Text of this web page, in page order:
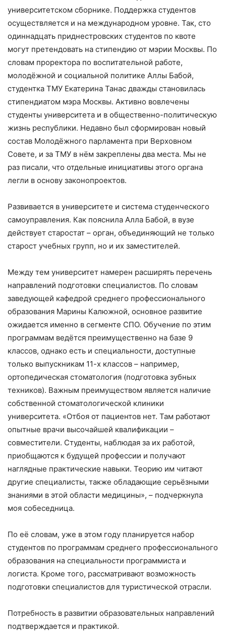
университетском сборнике. Поддержка студентов
осуществляется и на международном уровне. Так, сто
одиннадцать приднестровских студентов по квоте
могут претендовать на стипендию от мэрии Москвы. По
словам проректора по воспитательной работе,
молодёжной и социальной политике Аллы Бабой,
студентка ТМУ Екатерина Танас дважды становилась
стипендиатом мэра Москвы. Активно вовлечены
студенты университета и в общественно-политическую
жизнь республики. Недавно был сформирован новый
состав Молодёжного парламента при Верховном
Совете, и за ТМУ в нём закреплены два места. Мы не
раз писали, что отдельные инициативы этого органа
легли в основу законопроектов.
Развивается в университете и система студенческого
самоуправления. Как пояснила Алла Бабой, в вузе
действует старостат – орган, объединяющий не только
старост учебных групп, но и их заместителей.
Между тем университет намерен расширять перечень
направлений подготовки специалистов. По словам
заведующей кафедрой среднего профессионального
образования Марины Калюжной, основное развитие
ожидается именно в сегменте СПО. Обучение по этим
программам ведётся преимущественно на базе 9
классов, однако есть и специальности, доступные
только выпускникам 11-х классов – например,
ортопедическая стоматология (подготовка зубных
техников). Важным преимуществом является наличие
собственной стоматологической клиники
университета. «Отбоя от пациентов нет. Там работают
опытные врачи высочайшей квалификации –
совместители. Студенты, наблюдая за их работой,
приобщаются к будущей профессии и получают
наглядные практические навыки. Теорию им читают
другие специалисты, также обладающие серьёзными
знаниями в этой области медицины», – подчеркнула
моя собеседница.
По её словам, уже в этом году планируется набор
студентов по программам среднего профессионального
образования на специальности программиста и
логиста. Кроме того, рассматривают возможность
подготовки специалистов для туристической отрасли.
Потребность в развитии образовательных направлений
подтверждается и практикой.